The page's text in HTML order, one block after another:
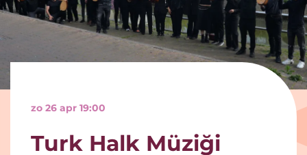
Turk Halk Müziği
zo 26 apr 19:00